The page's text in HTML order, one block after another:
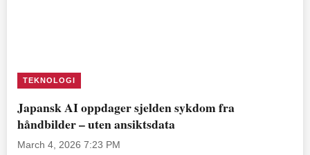
TEKNOLOGI
Japansk AI oppdager sjelden sykdom fra
håndbilder – uten ansiktsdata
March 4, 2026 7:23 PM